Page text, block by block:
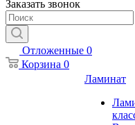
Заказать звонок
Отложенные 0
Корзина 0
Ламинат